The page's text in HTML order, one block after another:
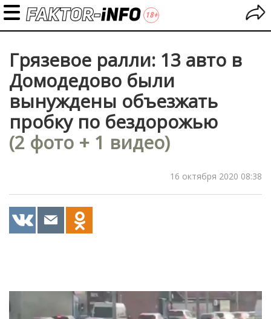
Грязевое ралли: 13 авто в
Домодедово были
вынуждены объезжать
пробку по бездорожью
(2 фото + 1 видео)
16 октября 2020 08:38